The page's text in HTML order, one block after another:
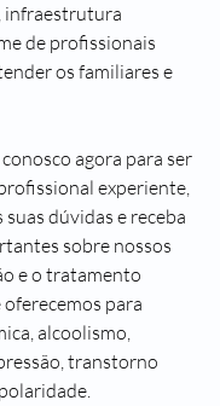
infraestrutura
de profissionais
os familiares e
agora para ser
experiente,
suas dúvidas e receba
sobre nossos
e o tratamento
para
alcoolismo,
transtorno